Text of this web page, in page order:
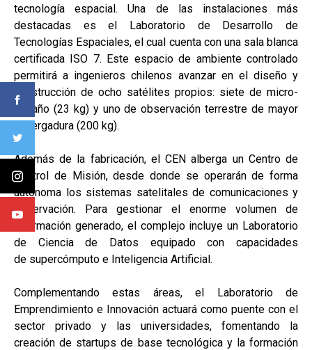
tecnología espacial. Una de las instalaciones más
destacadas es el Laboratorio de Desarrollo de
Tecnologías Espaciales, el cual cuenta con una sala blanca
certificada ISO 7. Este espacio de ambiente controlado
permitirá a ingenieros chilenos avanzar en el diseño y
construcción de ocho satélites propios: siete de micro-
tamaño (23 kg) y uno de observación terrestre de mayor
envergadura (200 kg).
Además de la fabricación, el CEN alberga un Centro de
Control de Misión, desde donde se operarán de forma
autónoma los sistemas satelitales de comunicaciones y
observación. Para gestionar el enorme volumen de
información generado, el complejo incluye un Laboratorio
de Ciencia de Datos equipado con capacidades
de supercómputo e Inteligencia Artificial.
Complementando estas áreas, el Laboratorio de
Emprendimiento e Innovación actuará como puente con el
sector privado y las universidades, fomentando la
creación de startups de base tecnológica y la formación